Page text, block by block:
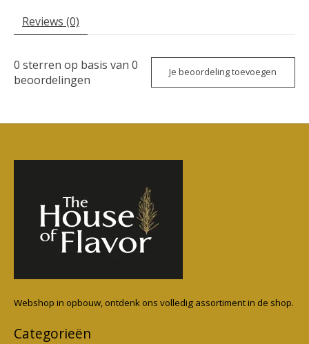
Reviews (0)
0 sterren op basis van 0
beoordelingen
Je beoordeling toevoegen
Webshop in opbouw, ontdenk ons volledig assortiment in de shop.
Categorieën